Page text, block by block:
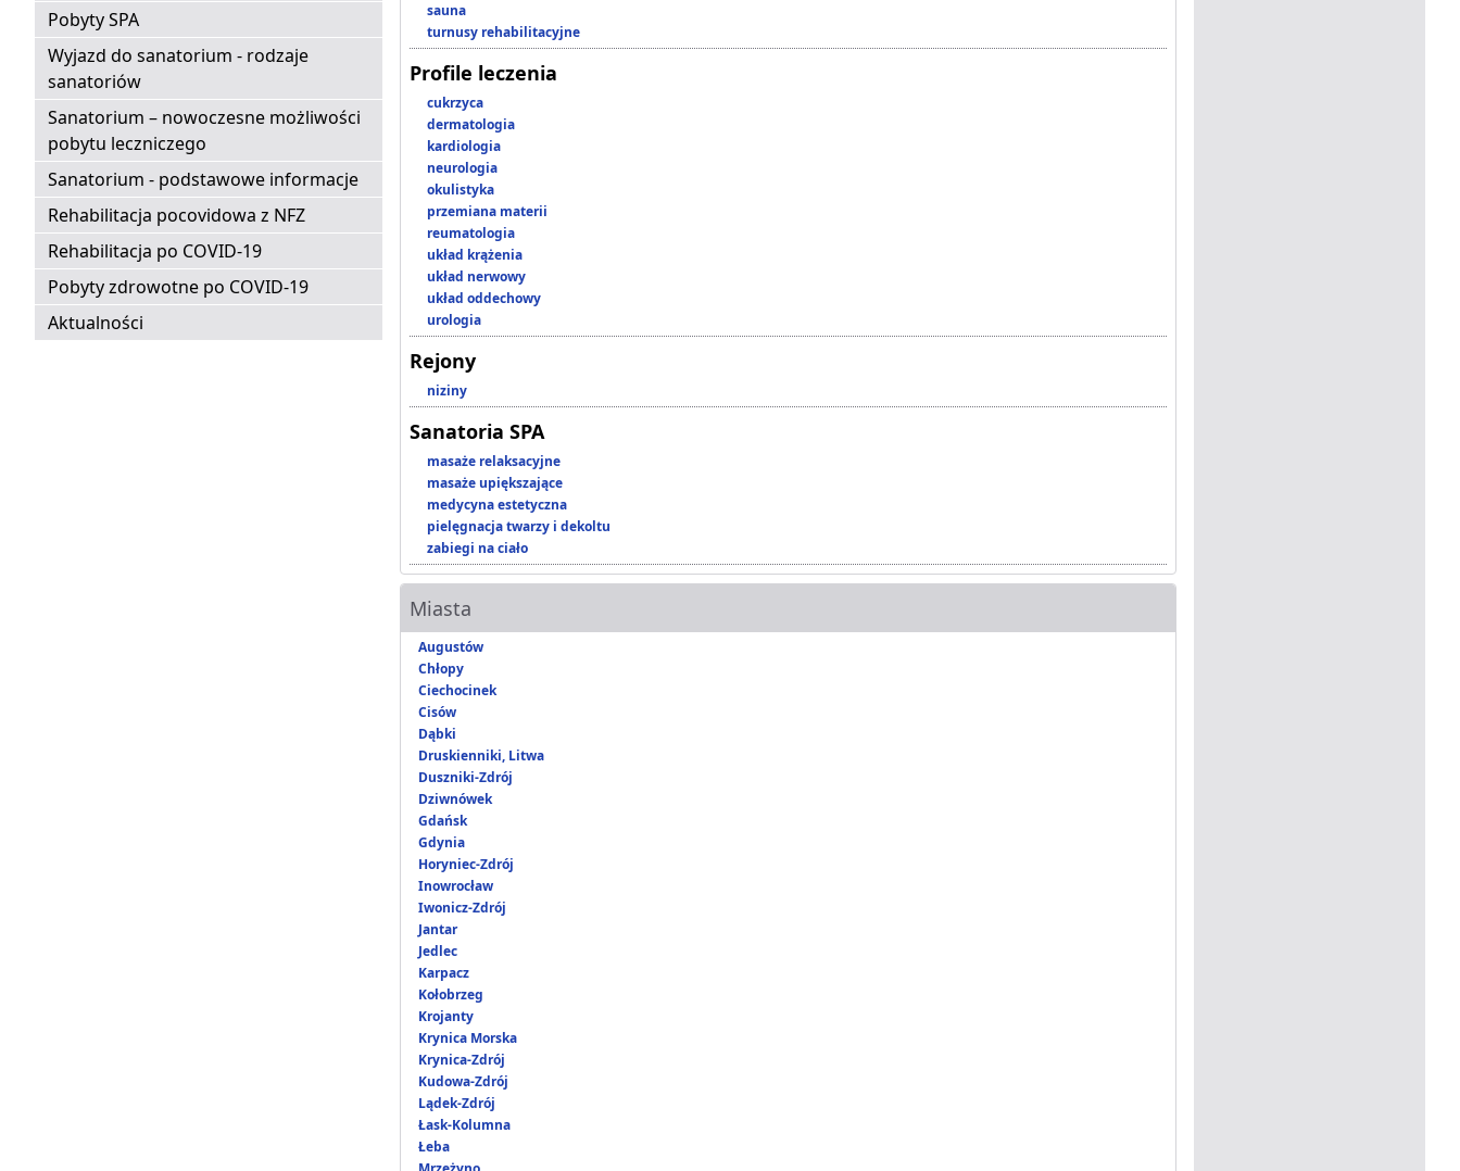
Pobyty SPA
Wyjazd do sanatorium - rodzaje
sanatoriów
Sanatorium – nowoczesne możliwości
pobytu leczniczego
Sanatorium - podstawowe informacje
Rehabilitacja pocovidowa z NFZ
Rehabilitacja po COVID-19
Pobyty zdrowotne po COVID-19
Aktualności
sauna
turnusy rehabilitacyjne
Profile leczenia
cukrzyca
dermatologia
kardiologia
neurologia
okulistyka
przemiana materii
reumatologia
układ krążenia
układ nerwowy
układ oddechowy
urologia
Rejony
niziny
Sanatoria SPA
masaże relaksacyjne
masaże upiększające
medycyna estetyczna
pielęgnacja twarzy i dekoltu
zabiegi na ciało
Miasta
Augustów
Chłopy
Ciechocinek
Cisów
Dąbki
Druskienniki, Litwa
Duszniki-Zdrój
Dziwnówek
Gdańsk
Gdynia
Horyniec-Zdrój
Inowrocław
Iwonicz-Zdrój
Jantar
Jedlec
Karpacz
Kołobrzeg
Krojanty
Krynica Morska
Krynica-Zdrój
Kudowa-Zdrój
Lądek-Zdrój
Łask-Kolumna
Łeba